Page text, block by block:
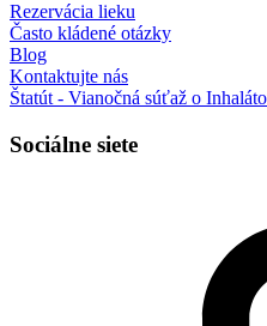
Rezervácia lieku
Často kládené otázky
Blog
Kontaktujte nás
Štatút - Vianočná súťaž o
Sociálne siete